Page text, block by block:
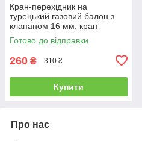
Кран-перехідник на
турецький газовий балон з
клапаном 16 мм, кран
газовий для пропанового
балона
Готово до відправки
260 ₴ 310 ₴
Купити
Про нас